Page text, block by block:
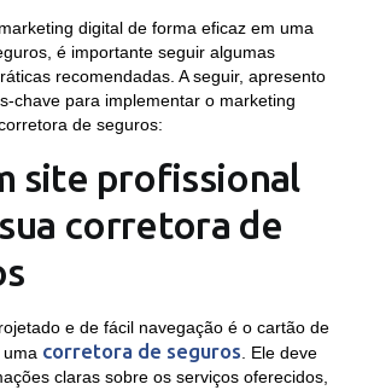
digital de forma eficaz em uma
é importante seguir algumas
recomendadas. A seguir, apresento
chave para implementar o marketing
de seguros:
site profissional
corretora de
e de fácil navegação é o cartão de
corretora de seguros . Ele deve
claras sobre os serviços oferecidos,